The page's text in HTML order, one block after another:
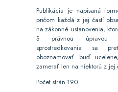
Publikácia je napísaná
pričom každá z jej častí
na zákonné ustanovenia,
S právnou úpravou
sprostredkovania sa
oboznamovať buď
zamerať len na niektorú z jej
Počet strán 190